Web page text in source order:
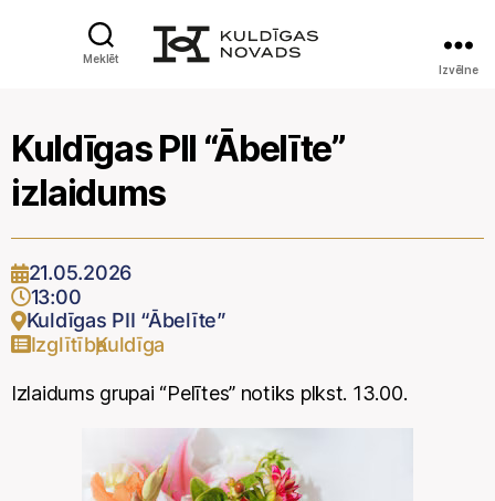
Meklēt
Izvēlne
Kuldīgas PII “Ābelīte”
izlaidums
21.05.2026
13:00
Kuldīgas PII “Ābelīte”
Izglītība
,
Kuldīga
Izlaidums grupai “Pelītes” notiks plkst. 13.00.